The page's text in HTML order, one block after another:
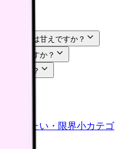
自分のは甘えですか？
いいですか？
ですか？
辞めたい・限界小カテゴ